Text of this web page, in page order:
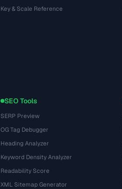
Key & Scale Reference
SEO Tools
SERP Preview
OG Tag Debugger
Heading Analyzer
Keyword Density Analyzer
Readability Score
XML Sitemap Generator